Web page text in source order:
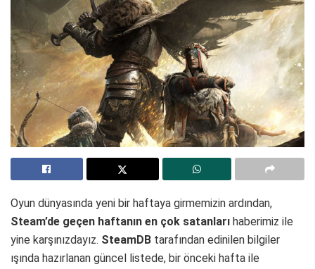
Oyun dünyasında yeni bir haftaya girmemizin ardından,
Steam’de geçen haftanın en çok satanları haberimiz ile
yine karşınızdayız. SteamDB tarafından edinilen bilgiler
ışında hazırlanan güncel listede, bir önceki hafta ile